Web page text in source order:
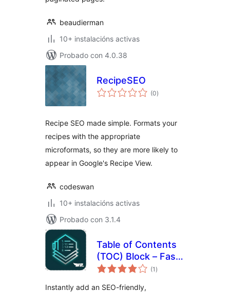
beaudierman
10+ instalacións activas
Probado con 4.0.38
RecipeSEO
(0valoracións
totais
)
Recipe SEO made simple. Formats your
recipes with the appropriate
microformats, so they are more likely to
appear in Google's Recipe View.
codeswan
10+ instalacións activas
Probado con 3.1.4
Table of Contents
(TOC) Block – Fast
& SEO Friendly
(1 valoracións
totais
)
Instantly add an SEO-friendly,